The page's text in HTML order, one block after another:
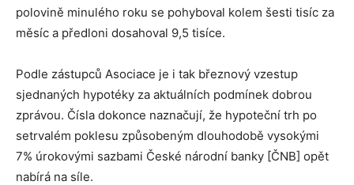
polovině minulého roku se pohyboval kolem šesti tisíc za
měsíc a předloni dosahoval 9,5 tisíce.
Podle zástupců Asociace je i tak březnový vzestup
sjednaných hypotéky za aktuálních podmínek dobrou
zprávou. Čísla dokonce naznačují, že hypoteční trh po
setrvalém poklesu způsobeným dlouhodobě vysokými
7% úrokovými sazbami České národní banky [ČNB] opět
nabírá na síle.